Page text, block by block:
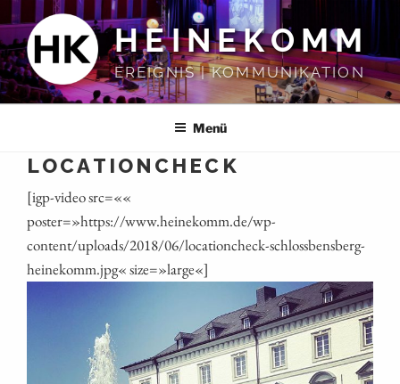
Inhalt
springen
HEINEKOMM
EREIGNIS | KOMMUNIKATION
Menü
LOCATIONCHECK
[igp-video src=««
poster=»https://www.heinekomm.de/wp-
content/uploads/2018/06/locationcheck-schlossbensberg-
heinekomm.jpg« size=»large«]